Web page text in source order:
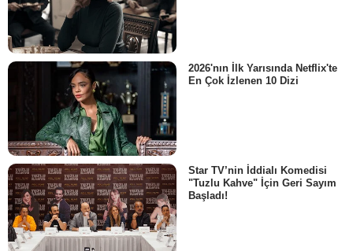
2026'nın İlk Yarısında Netflix'te
En Çok İzlenen 10 Dizi
Star TV’nin İddialı Komedisi
"Tuzlu Kahve" İçin Geri Sayım
Başladı!